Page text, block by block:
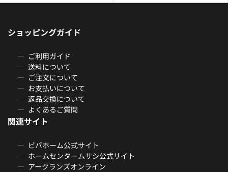
ショッピングガイド
ご利用ガイド
送料について
ご注文について
お支払いについて
返品交換について
よくあるご質問
関連サイト
ビバホーム公式サイト
ホームセンタームサシ公式サイト
アークランズオンライン